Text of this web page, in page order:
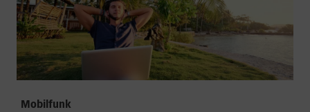
Mobilfunk